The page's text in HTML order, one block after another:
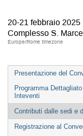
20-21 febbraio 2025
Complesso S.
Europe/Rome timezone
Presentazione del
Programma Dettagliato
Inteventi
Contributi dalle sedi e
Registrazione al